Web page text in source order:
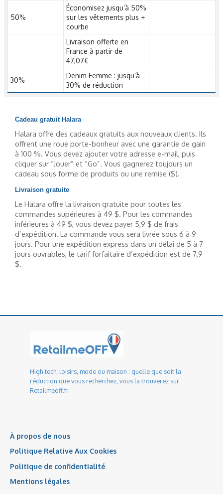
50%
Économisez jusqu’à 50%
sur les vêtements plus +
courbe
Livraison offerte en
France à partir de
47,07€
30%
Denim Femme : jusqu’à
30% de réduction
Cadeau gratuit Halara
Halara offre des cadeaux gratuits aux nouveaux clients. Ils
offrent une roue porte-bonheur avec une garantie de gain
à 100 %. Vous devez ajouter votre adresse e-mail, puis
cliquer sur “Jouer” et “Go”. Vous gagnerez toujours un
cadeau sous forme de produits ou une remise ($).
Livraison gratuite
Le Halara offre la livraison gratuite pour toutes les
commandes supérieures à 49 $. Pour les commandes
inférieures à 49 $, vous devez payer 5,9 $ de frais
d’expédition. La commande vous sera livrée sous 6 à 9
jours. Pour une expédition express dans un délai de 5 à 7
jours ouvrables, le tarif forfaitaire d’expédition est de 7,9
$.
High-tech, loisirs, mode ou maison : quelle que soit la
réduction que vous recherchez, vous la trouverez sur
Retailmeoff.fr.
À propos de nous
Politique Relative Aux Cookies
Politique de confidentialité
Mentions légales